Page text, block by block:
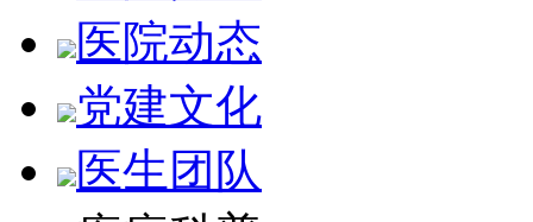
医院动态
党建文化
医生团队